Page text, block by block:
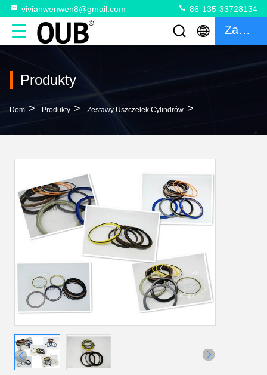
vivianwenwen8@gmail.com 86-135-33728134
Zacytować
Produkty
Dom > Produkty > Zestawy Uszczelek Cylindrów > 707-98-12160